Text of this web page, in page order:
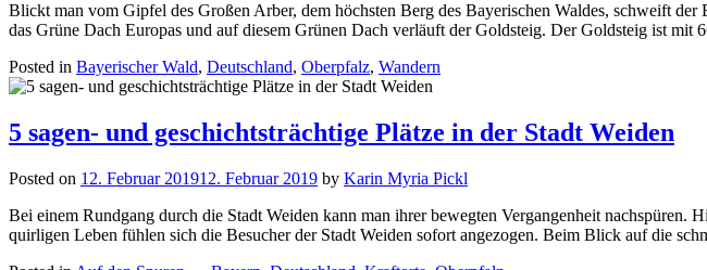
Blickt man vom Gipfel des Großen Arber, dem höchsten Berg des Bayerischen Waldes, schweift
das Grüne Dach Europas und auf diesem Grünen Dach verläuft der Goldsteig. Der Goldsteig ist mit
Posted in Bayerischer Wald, Deutschland, Oberpfalz, Wandern
5 sagen- und geschichtsträchtige Plätze in der Stadt Weiden
Posted on 12. Februar 201912. Februar 2019 by Karin Myria Pickl
Bei einem Rundgang durch die Stadt Weiden kann man ihrer bewegten Vergangenheit
quirligen Leben fühlen sich die Besucher der Stadt Weiden sofort angezogen. Beim Blick auf die